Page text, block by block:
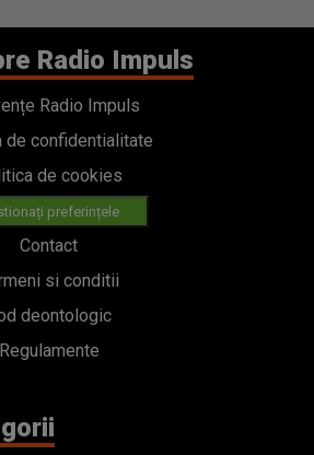
Radio Impuls
Radio Impuls
de confidentialitate
de cookies
preferințele
Contact
si conditii
deontologic
Regulamente